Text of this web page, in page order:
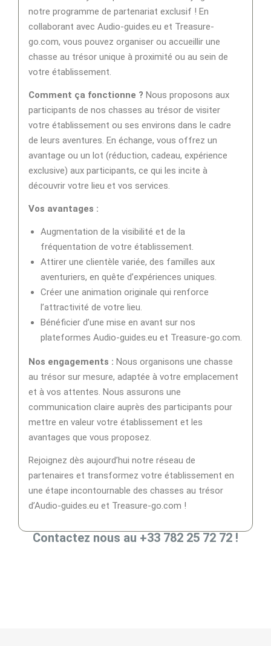
notre programme de partenariat exclusif ! En
collaborant avec Audio-guides.eu et Treasure-
go.com, vous pouvez organiser ou accueillir une
chasse au trésor unique à proximité ou au sein de
votre établissement.
Comment ça fonctionne ? Nous proposons aux
participants de nos chasses au trésor de visiter
votre établissement ou ses environs dans le cadre
de leurs aventures. En échange, vous offrez un
avantage ou un lot (réduction, cadeau, expérience
exclusive) aux participants, ce qui les incite à
découvrir votre lieu et vos services.
Vos avantages :
Augmentation de la visibilité et de la
fréquentation de votre établissement.
Attirer une clientèle variée, des familles aux
aventuriers, en quête d’expériences uniques.
Créer une animation originale qui renforce
l’attractivité de votre lieu.
Bénéficier d’une mise en avant sur nos
plateformes Audio-guides.eu et Treasure-go.com.
Nos engagements : Nous organisons une chasse
au trésor sur mesure, adaptée à votre emplacement
et à vos attentes. Nous assurons une
communication claire auprès des participants pour
mettre en valeur votre établissement et les
avantages que vous proposez.
Rejoignez dès aujourd’hui notre réseau de
partenaires et transformez votre établissement en
une étape incontournable des chasses au trésor
d’Audio-guides.eu et Treasure-go.com !
Contactez nous au +33 782 25 72 72 !